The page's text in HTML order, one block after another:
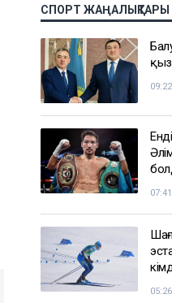
СПОРТ ЖАҢАЛЫҚТАРЫ